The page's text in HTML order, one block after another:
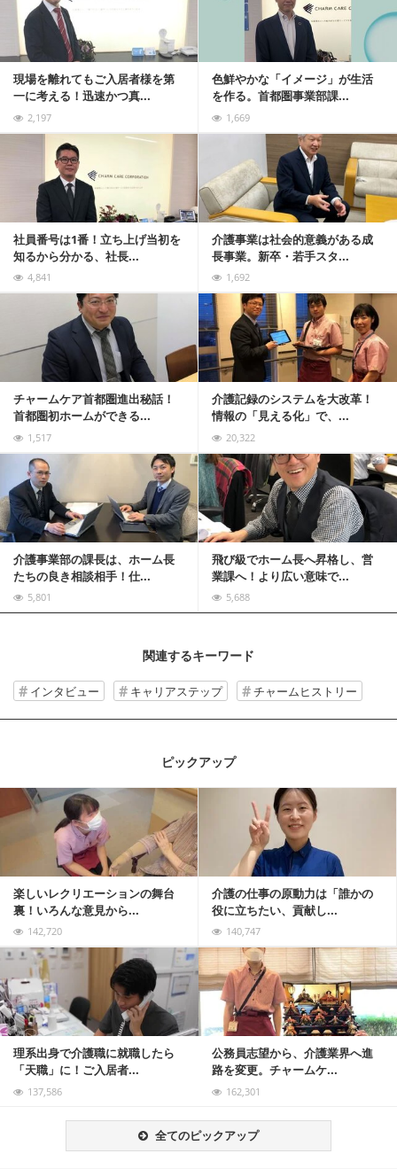
現場を離れてもご入居者様を第
一に考える！迅速かつ真...
2,197
色鮮やかな「イメージ」が生活
を作る。首都圏事業部課...
1,669
社員番号は1番！立ち上げ当初を
知るから分かる、社長...
4,841
介護事業は社会的意義がある成
長事業。新卒・若手スタ...
1,692
記事を読む
チャームケア首都圏進出秘話！
首都圏初ホームができる...
1,517
介護記録のシステムを大改革！
情報の「見える化」で、...
20,322
介護事業部の課長は、ホーム長
たちの良き相談相手！仕...
5,801
飛び級でホーム長へ昇格し、営
業課へ！より広い意味で...
5,688
記事を読む
関連するキーワード
インタビュー キャリアステップ チャームヒストリー
ピックアップ
楽しいレクリエーションの舞台
裏！いろんな意見から...
142,720
介護の仕事の原動力は「誰かの
役に立ちたい、貢献し...
140,747
記事を読む
理系出身で介護職に就職したら
「天職」に！ご入居者...
137,586
公務員志望から、介護業界へ進
路を変更。チャームケ...
162,301
記事を読む
全てのピックアップ